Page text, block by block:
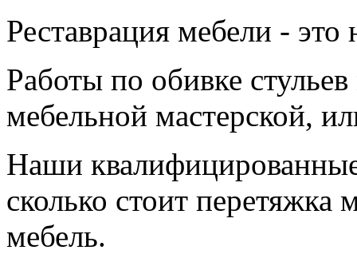
Реставрация мебели - это
Работы по обивке
мебельной мастерской,
Наши
сколько стоит
мебель.